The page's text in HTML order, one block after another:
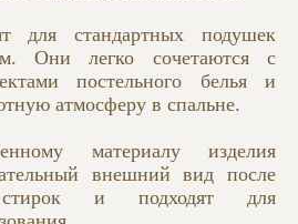
для стандартных подушек
Они легко сочетаются с
постельного белья и
атмосферу в спальне.
материалу изделия
внешний вид после
стирок и подходят для